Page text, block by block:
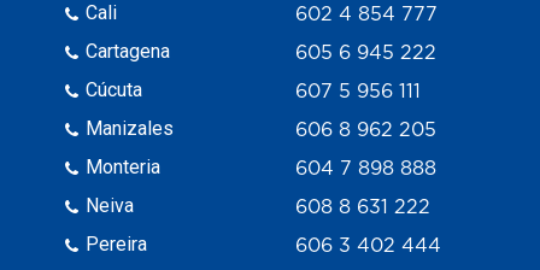
Cali
Cartagena
Cúcuta
Manizales
Monteria
Neiva
Pereira
602 4 854 777
605 6 945 222
607 5 956 111
606 8 962 205
604 7 898 888
608 8 631 222
606 3 402 444